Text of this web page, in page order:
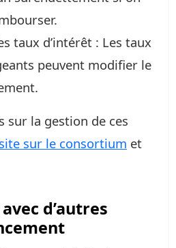
taux d’intérêt : Les taux
peuvent modifier le
sur la gestion de ces
sur le consortium et
d’autres